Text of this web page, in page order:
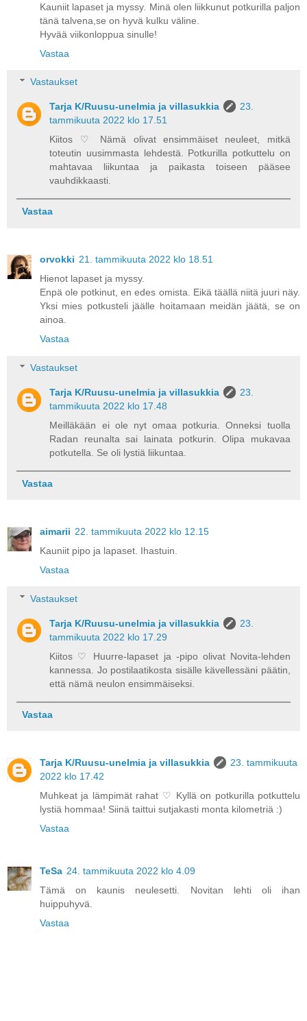
Kauniit lapaset ja myssy. Minä olen liikkunut potkurilla paljon
tänä talvena,se on hyvä kulku väline.
Hyvää viikonloppua sinulle!
Vastaa
Vastaukset
Tarja K/Ruusu-unelmia ja villasukkia
23.
tammikuuta 2022 klo 17.51
Kiitos ♡ Nämä olivat ensimmäiset neuleet, mitkä
toteutin uusimmasta lehdestä. Potkurilla potkuttelu on
mahtavaa liikuntaa ja paikasta toiseen pääsee
vauhdikkaasti.
Vastaa
orvokki 21. tammikuuta 2022 klo 18.51
Hienot lapaset ja myssy.
Enpä ole potkinut, en edes omista. Eikä täällä niitä juuri näy.
Yksi mies potkusteli jäälle hoitamaan meidän jäätä, se on
ainoa.
Vastaa
Vastaukset
Tarja K/Ruusu-unelmia ja villasukkia
23.
tammikuuta 2022 klo 17.48
Meilläkään ei ole nyt omaa potkuria. Onneksi tuolla
Radan reunalta sai lainata potkurin. Olipa mukavaa
potkutella. Se oli lystiä liikuntaa.
Vastaa
aimarii 22. tammikuuta 2022 klo 12.15
Kauniit pipo ja lapaset. Ihastuin.
Vastaa
Vastaukset
Tarja K/Ruusu-unelmia ja villasukkia
23.
tammikuuta 2022 klo 17.29
Kiitos ♡ Huurre-lapaset ja -pipo olivat Novita-lehden
kannessa. Jo postilaatikosta sisälle kävellessäni päätin,
että nämä neulon ensimmäiseksi.
Vastaa
Tarja K/Ruusu-unelmia ja villasukkia
23. tammikuuta
2022 klo 17.42
Muhkeat ja lämpimät rahat ♡ Kyllä on potkurilla potkuttelu
lystiä hommaa! Siinä taittui sutjakasti monta kilometriä :)
Vastaa
TeSa 24. tammikuuta 2022 klo 4.09
Tämä on kaunis neulesetti. Novitan lehti oli ihan
huippuhyvä.
Vastaa